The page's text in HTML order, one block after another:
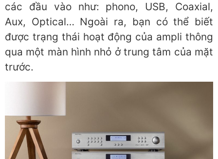
các đầu vào như: phono, USB, Coaxial,
Aux, Optical… Ngoài ra, bạn có thể biết
được trạng thái hoạt động của ampli thông
qua một màn hình nhỏ ở trung tâm của mặt
trước.